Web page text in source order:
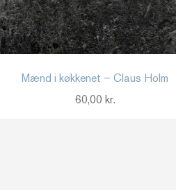
Mænd i køkkenet – Claus Holm
60,00 kr.